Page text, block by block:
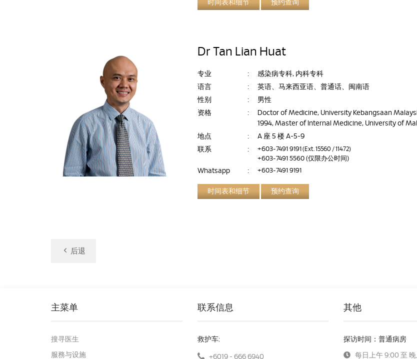
时间表和细节 预约查询
Dr Tan Lian Huat
专业 :
感染病专科, 内科专科
语言
:
英语、马来西亚语、普通话、闽南语
性别
:
男性
资格
:
Doctor of Medicine, University Kebangsaan
1994, Master of Internal Medicine, University of
地点
:
A 座 5 楼 A-5-9
联系
: +603-7491 9191 (Ext. 15560 / 11472)
+603-7491 5560 (仅限办公时间)
Whatsapp : +603-7491 9191
时间表和细节 预约查询
后退
主菜单
搜寻医生
服務与设施
联系信息
救护车:
+6019 - 666 6940
其他
探访时间：普通病房
每日上午 9:00 至